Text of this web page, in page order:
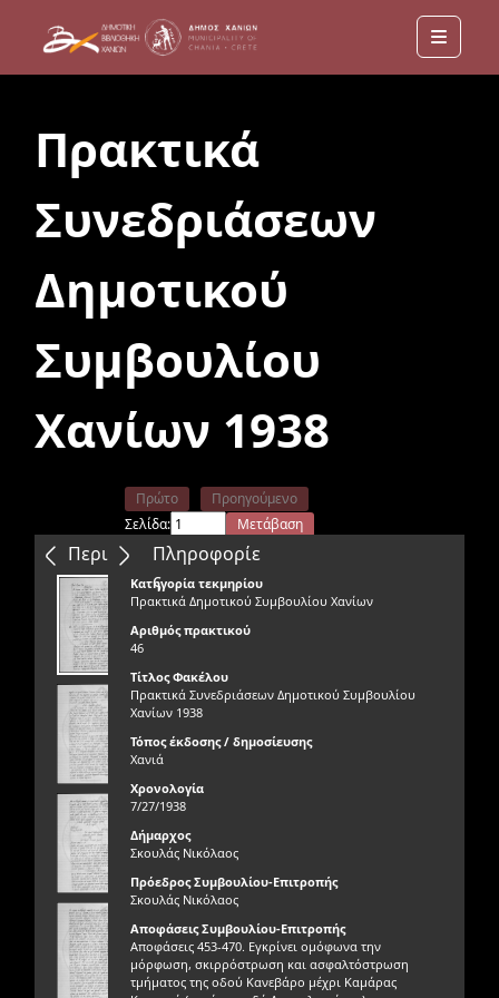
Menu
Πρακτικά
Συνεδριάσεων
Δημοτικού
Συμβουλίου
Χανίων 1938
Περιεχόμενα
Πρώτο
Προηγούμενο
Σελίδα:
Μετάβαση
Επόμενο
Τελευταίο
Πληροφορίε
ς
Κατηγορία τεκμηρίου
Πρακτικά Δημοτικού Συμβουλίου Χανίων
Αριθμός πρακτικού
46
Τίτλος Φακέλου
Πρακτικά Συνεδριάσεων Δημοτικού Συμβουλίου
Χανίων 1938
Τόπος έκδοσης / δημοσίευσης
Χανιά
Χρονολογία
7/27/1938
Δήμαρχος
Σκουλάς Νικόλαος
Πρόεδρος Συμβουλίου-Επιτροπής
Σκουλάς Νικόλαος
Αποφάσεις Συμβουλίου-Επιτροπής
Αποφάσεις 453-470. Εγκρίνει ομόφωνα την
μόρφωση, σκιρρόστρωση και ασφαλτόστρωση
τμήματος της οδού Κανεβάρο μέχρι Καμάρας